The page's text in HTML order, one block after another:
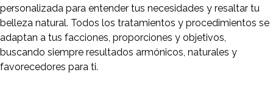
personalizada para entender tus necesidades y resaltar tu
belleza natural. Todos los tratamientos y procedimientos se
adaptan a tus facciones, proporciones y objetivos,
buscando siempre resultados armónicos, naturales y
favorecedores para ti.